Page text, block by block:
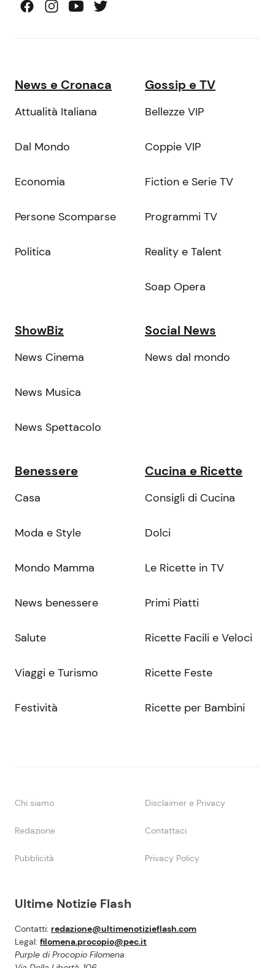
Ultime Notizie Flash
Contatti: redazione@ultimenotizieflash.com
Legal: filomena.procopio@pec.it
Purple di Procopio Filomena
News e Cronaca
Attualità Italiana
Dal Mondo
Economia
Persone Scomparse
Politica
Gossip e TV
Bellezze VIP
Coppie VIP
Fiction e Serie TV
Programmi TV
Reality e Talent
Soap Opera
ShowBiz
News Cinema
News Musica
News Spettacolo
Social News
News dal mondo
Benessere
Casa
Moda e Style
Mondo Mamma
News benessere
Salute
Viaggi e Turismo
Festività
Cucina e Ricette
Consigli di Cucina
Dolci
Le Ricette in TV
Primi Piatti
Ricette Facili e Veloci
Ricette Feste
Ricette per Bambini
Chi siamo Disclaimer e Privacy
Redazione Contattaci
Pubblicità Privacy Policy